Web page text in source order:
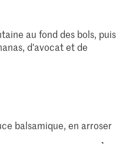
au fond des bols, puis
d'avocat et de
balsamique, en arroser